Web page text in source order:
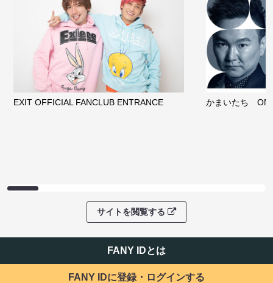
EXIT OFFICIAL FANCLUB ENTRANCE かまいたち
サイトを閲覧する
FANY IDとは
FANY IDに登録・ログインする